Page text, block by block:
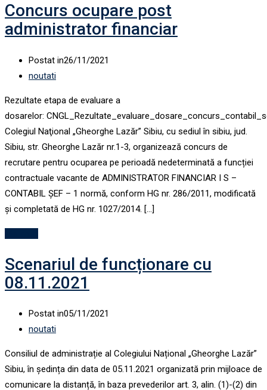
Concurs ocupare post
administrator financiar
Postat in26/11/2021
noutati
Rezultate etapa de evaluare a
dosarelor:
Colegiul Naţional „Gheorghe Lazăr” Sibiu, cu sediul în sibiu, jud.
Sibiu, str. Gheorghe Lazăr nr.1-3, organizează concurs de
recrutare pentru ocuparea pe perioadă nedeterminată a funcției
contractuale vacante de ADMINISTRATOR FINANCIAR I S –
CONTABIL ȘEF – 1 normă, conform HG nr. 286/2011, modificată
şi completată de HG nr. 1027/2014. […]
Scenariul de funcționare cu
08.11.2021
Postat in05/11/2021
noutati
Consiliul de administrație al Colegiului Național „Gheorghe Lazăr”
Sibiu, în ședința din data de 05.11.2021 organizată prin mijloace de
comunicare la distanță, în baza prevederilor art. 3, alin. (1)-(2) din